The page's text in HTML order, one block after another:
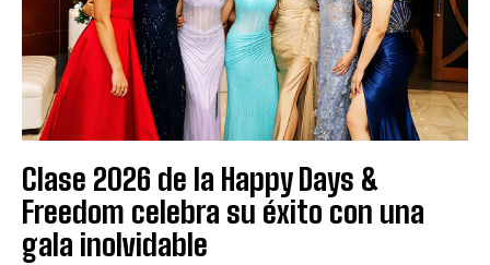
Clase 2026 de la Happy Days &
Freedom celebra su éxito con una
gala inolvidable